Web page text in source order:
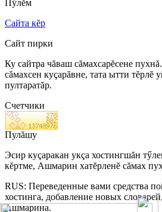
Пӳлĕм
Сайта кĕр
Сайт пирки
Ку сайтра чăваш сăмахсарĕсене
сăмахсен куçарăвне, тата ытти тĕрлĕ
пултаратăр.
Счетчики
Пулăшу
Эсир куçаракан укçа хостингшăн
кĕртме, Ашмарин хатĕрленĕ сăмах
RUS: Переведенные вами средства
хостинга, добавление новых
Ашмарина.